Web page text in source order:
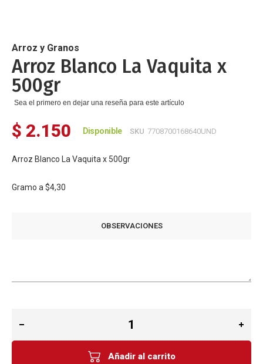
de
la
galería
de
imágenes
Arroz y Granos
Arroz Blanco La Vaquita x
500gr
Sea el primero en dejar una reseña para este artículo
$ 2.150 Disponible SKU 7708700168640UND
Arroz Blanco La Vaquita x 500gr
Gramo a $4,30
OBSERVACIONES
Añadir al carrito